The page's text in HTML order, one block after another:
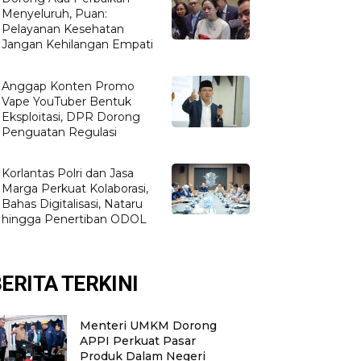
Menyeluruh, Puan:
Pelayanan Kesehatan
Jangan Kehilangan Empati
Anggap Konten Promo
Vape YouTuber Bentuk
Eksploitasi, DPR Dorong
Penguatan Regulasi
Korlantas Polri dan Jasa
Marga Perkuat Kolaborasi,
Bahas Digitalisasi, Nataru
hingga Penertiban ODOL
TERKINI
Menteri UMKM Dorong
APPI Perkuat Pasar
Produk Dalam Negeri